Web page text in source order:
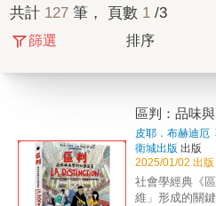
共計 127 筆， 頁數 1 /3
篩選 排序
區判：品味
皮耶．布赫迪厄
衛城出版 出版
2025/01/02 出版
社會學經典《
維」形成的關